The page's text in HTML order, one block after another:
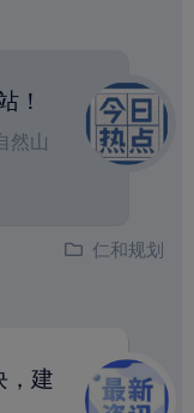
！
然山
仁和规划
，建